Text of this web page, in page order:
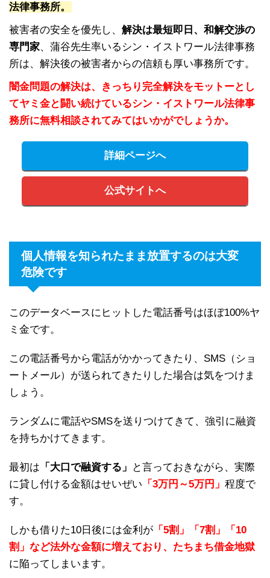
法律事務所。
被害者の安全を優先し、 解決は最短即日、和解交渉の
専門家、蒲谷先生率いるシン・イストワール法律事務
所は、解決後の被害者からの信頼も厚い事務所です。
闇金問題の解決は、きっちり完全解決をモットーとし
てヤミ金と闘い続けているシン・イストワール法律事
務所に無料相談されてみてはいかがでしょうか。
詳細ページへ
公式サイトへ
個人情報を知られたまま放置するのは大変
危険です
このデータベースにヒットした電話番号はほぼ100%ヤ
ミ金です。
この電話番号から電話がかかってきたり、SMS（ショ
ートメール）が送られてきたりした場合は気をつけま
しょう。
ランダムに電話やSMSを送りつけてきて、強引に融資
を持ちかけてきます。
最初は 「大口で融資する」
と言っておきながら、実際
に貸し付ける金額はせいぜい 「3万円～5万円」 程度で
す。
しかも借りた10日後には金利が 「5割」「7割」「10
割」など法外な金額に増えており、たちまち借金地獄
に陥ってしまいます。